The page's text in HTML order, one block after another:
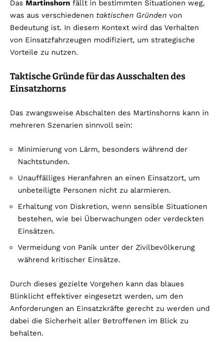
Das Martinshorn fällt in bestimmten Situationen weg,
was aus verschiedenen taktischen Gründen von
Bedeutung ist. In diesem Kontext wird das Verhalten
von Einsatzfahrzeugen modifiziert, um strategische
Vorteile zu nutzen.
Taktische Gründe für das Ausschalten des
Einsatzhorns
Das zwangsweise Abschalten des Martinshorns kann in
mehreren Szenarien sinnvoll sein:
Minimierung von Lärm, besonders während der
Nachtstunden.
Unauffälliges Heranfahren an einen Einsatzort, um
unbeteiligte Personen nicht zu alarmieren.
Erhaltung von Diskretion, wenn sensible Situationen
bestehen, wie bei Überwachungen oder verdeckten
Einsätzen.
Vermeidung von Panik unter der Zivilbevölkerung
während kritischer Einsätze.
Durch dieses gezielte Vorgehen kann das blaues
Blinklicht effektiver eingesetzt werden, um den
Anforderungen an Einsatzkräfte gerecht zu werden und
dabei die Sicherheit aller Betroffenen im Blick zu
behalten.